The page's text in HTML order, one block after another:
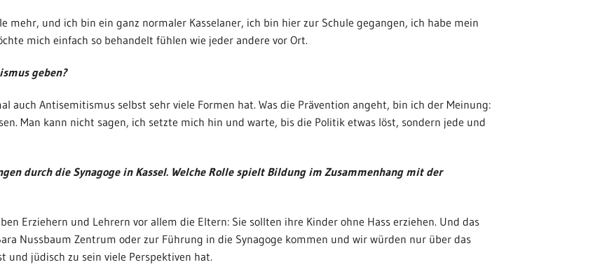
mehr, und ich bin ein ganz normaler Kasselaner, ich bin hier zur Schule gegangen, ich habe mein
mich einfach so behandelt fühlen wie jeder andere vor Ort.
geben?
auch Antisemitismus selbst sehr viele Formen hat. Was die Prävention angeht, bin ich der Meinung:
Man kann nicht sagen, ich setzte mich hin und warte, bis die Politik etwas löst, sondern jede und
durch die Synagoge in Kassel. Welche Rolle spielt Bildung im Zusammenhang mit der
Erziehern und Lehrern vor allem die Eltern: Sie sollten ihre Kinder ohne Hass erziehen. Und das
Nussbaum Zentrum oder zur Führung in die Synagoge kommen und wir würden nur über das
und jüdisch zu sein viele Perspektiven hat.